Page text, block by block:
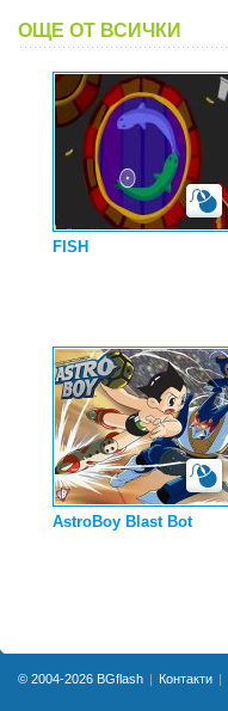
ОЩЕ ОТ ВСИЧКИ
FISH
AstroBoy Blast Bot
© 2004-2026 BGflash Контакти